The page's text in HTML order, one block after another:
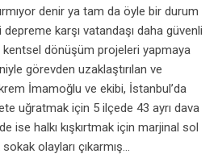
denir ya tam da öyle bir durum
karşı vatandaşı daha güvenli
dönüşüm projeleri yapmaya
görevden uzaklaştırılan ve
İmamoğlu ve ekibi, İstanbul’da
uğratmak için 5 ilçede 43 ayrı dava
ise halkı kışkırtmak için marjinal sol
olayları çıkarmış…